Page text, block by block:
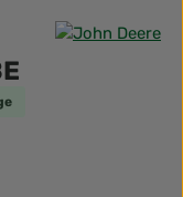
5 Sternen